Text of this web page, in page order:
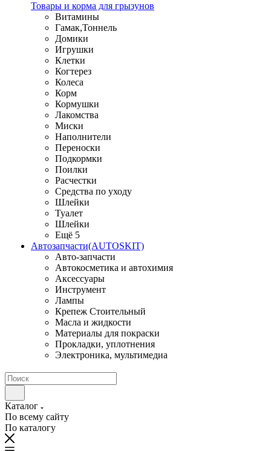
Товары и корма для грызунов
Витамины
Гамак,Тоннель
Домики
Игрушки
Клетки
Когтерез
Колеса
Корм
Кормушки
Лакомства
Миски
Наполнители
Переноски
Подкормки
Поилки
Расчестки
Средства по уходу
Шлейки
Туалет
Шлейки
Ещё 5
Автозапчасти(AUTOSKIT)
Авто-запчасти
Автокосметика и автохимия
Аксессуары
Инструмент
Лампы
Крепеж Стоительный
Масла и жидкости
Материалы для покраски
Прокладки, уплотнения
Электроника, мультимедиа
Каталог
По всему сайту
По каталогу